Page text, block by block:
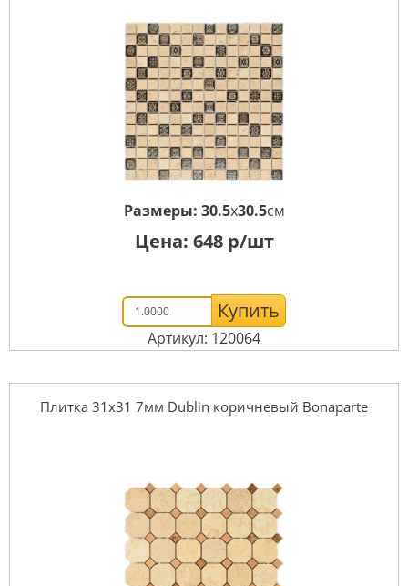
Размеры: 30.5x30.5см
Цена: 648р/шт
Купить
Артикул: 120064
Плитка 31x31 7мм Dublin коричневый Bonaparte